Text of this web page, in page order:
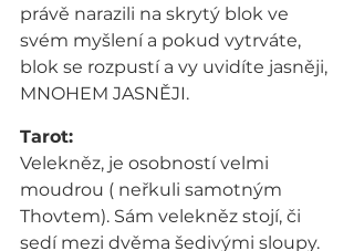
právě narazili na skrytý blok ve
svém myšlení a pokud vytrváte,
blok se rozpustí a vy uvidíte jasněji,
MNOHEM JASNĚJI.
Tarot:
Velekněz, je osobností velmi
moudrou ( neřkuli samotným
Thovtem). Sám velekněz stojí, či
sedí mezi dvěma šedivými sloupy.